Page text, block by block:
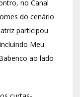
no Canal
do cenário
participou
Meu
ao lado